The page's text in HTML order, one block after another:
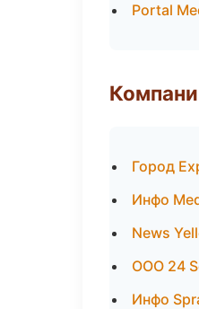
Portal
Город
Инфо
News
ООО 24
Инфо